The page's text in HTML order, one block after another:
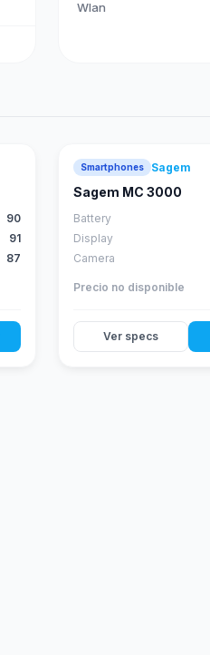
Wlan
90
91
87
Smartphones Sagem
Sagem MC 3000
Battery
Display
Camera
Precio no disponible
Ver specs